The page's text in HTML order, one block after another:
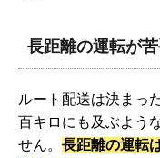
長距離の運転が
ルート配送は決まっ
百キロにも及ぶよう
せん。 長距離の運転